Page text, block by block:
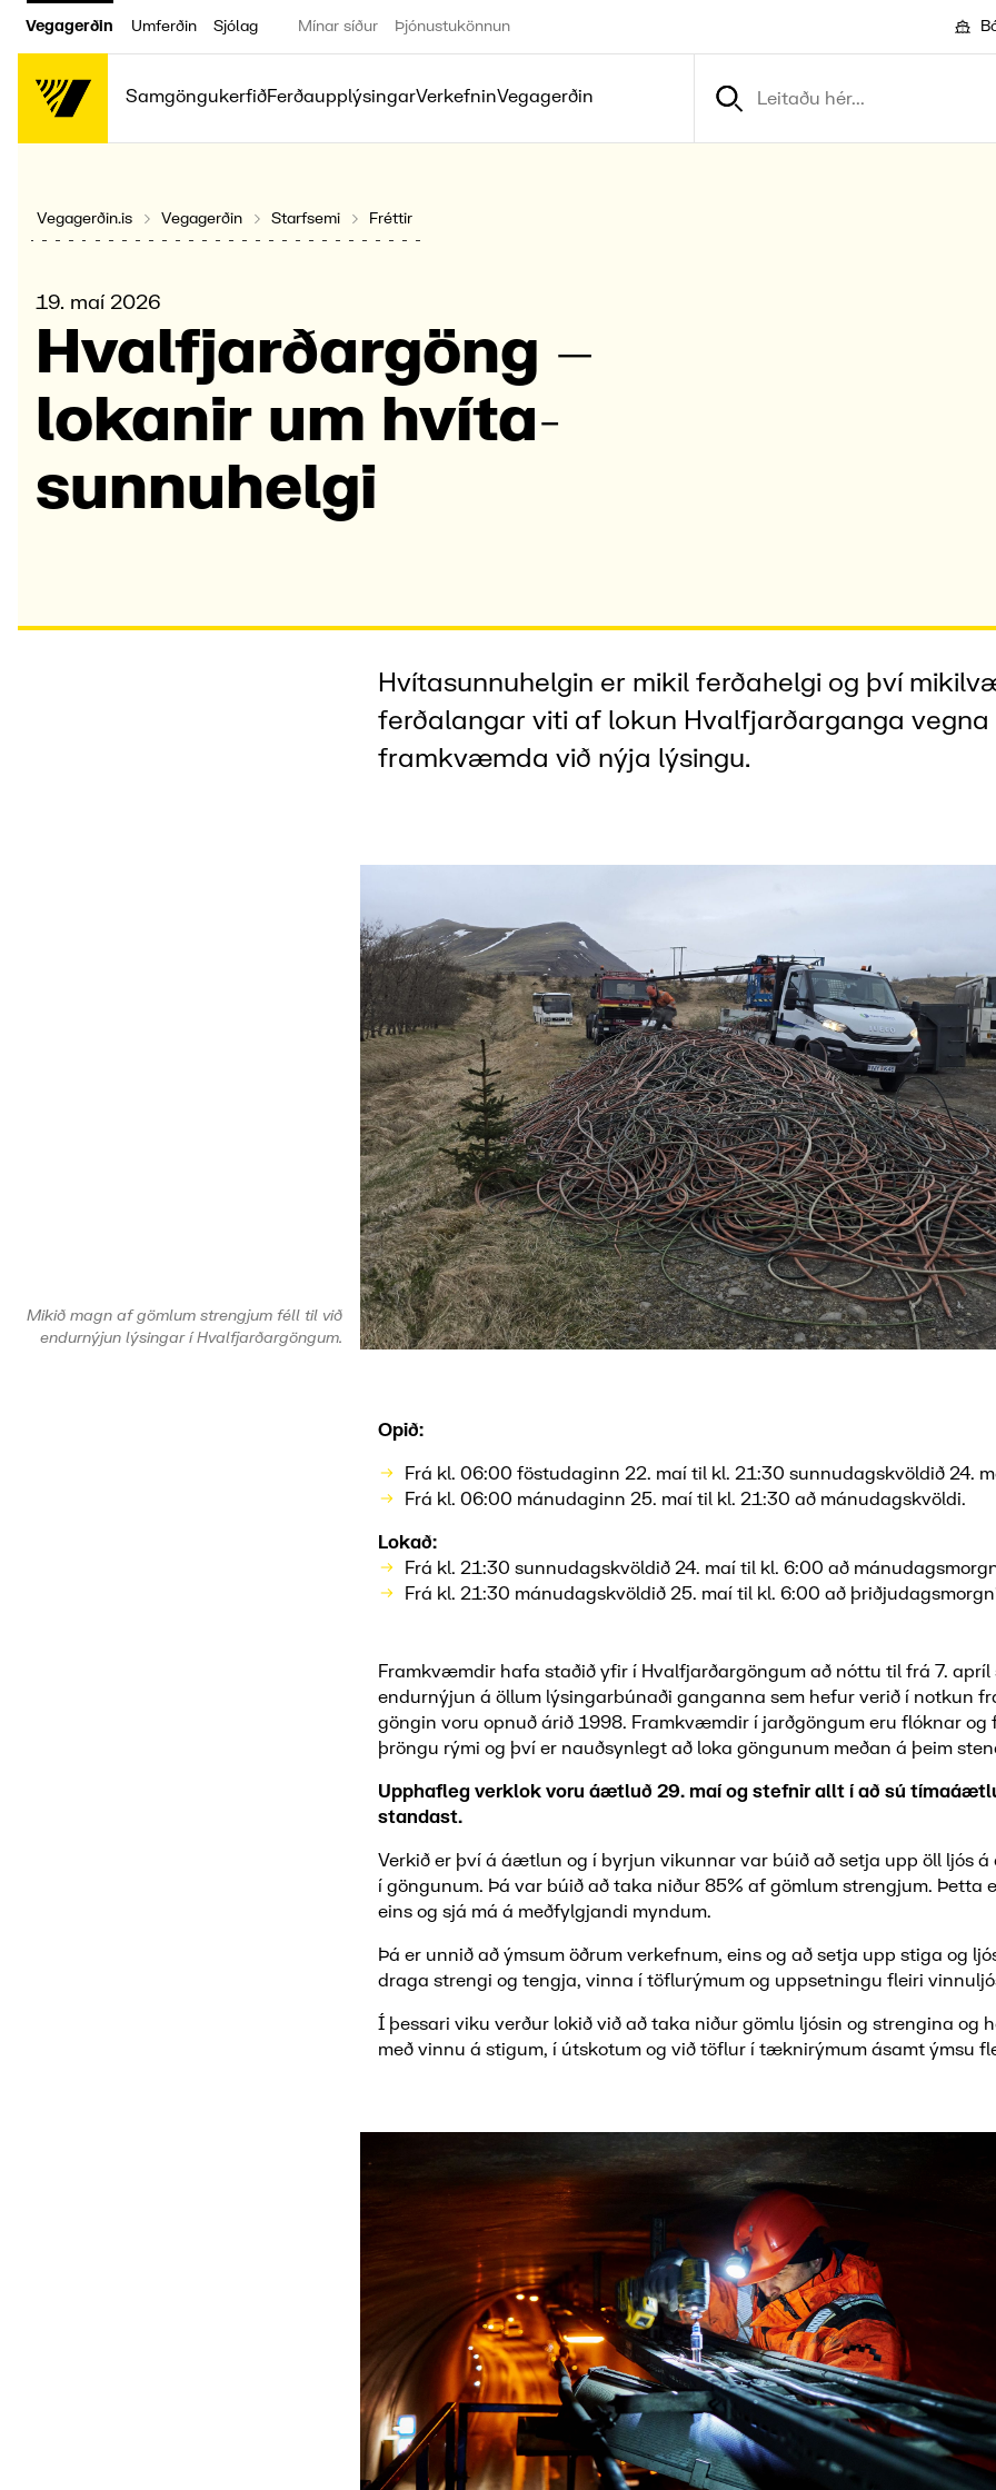
Vegagerðin Umferðin Sjólag Mínar síður Þjónustukönnun
SamgöngukerfiðFerðaupplýsingarVerkefninVegagerðin
Vegagerðin.is Vegagerðin Starfsemi Fréttir
19. maí 2026
Hval­fjarðar­göng –
lokan­ir um hvíta­
sunnu­helgi
Hvítasunnuhelgin er mikil ferðahelgi og því
ferðalangar viti af lokun Hvalfjarðarganga vegna
framkvæmda við nýja lýsingu.
Mikið magn af gömlum strengjum féll til við
endurnýjun lýsingar í Hvalfjarðargöngum.
Opið:
Frá kl. 06:00 föstudaginn 22. maí til kl. 21:30 sunnudagskvöldið 24.
Frá kl. 06:00 mánudaginn 25. maí til kl. 21:30 að mánudagskvöldi.
Lokað:
Frá kl. 21:30 sunnudagskvöldið 24. maí til kl. 6:00 að
Frá kl. 21:30 mánudagskvöldið 25. maí til kl. 6:00 að
Framkvæmdir hafa staðið yfir í Hvalfjarðargöngum að nóttu til frá 7. apríl
endurnýjun á öllum lýsingarbúnaði ganganna sem hefur verið í notkun
göngin voru opnuð árið 1998. Framkvæmdir í jarðgöngum eru flóknar og
þröngu rými og því er nauðsynlegt að loka göngunum meðan á þeim
Upphafleg verklok voru áætluð 29. maí og stefnir allt í að sú
standast.
Verkið er því á áætlun og í byrjun vikunnar var búið að setja upp öll ljós á
í göngunum. Þá var búið að taka niður 85% af gömlum strengjum. Þetta
eins og sjá má á meðfylgjandi myndum.
Þá er unnið að ýmsum öðrum verkefnum, eins og að setja upp stiga og
draga strengi og tengja, vinna í töflurýmum og uppsetningu fleiri
Í þessari viku verður lokið við að taka niður gömlu ljósin og strengina og
með vinnu á stigum, í útskotum og við töflur í tæknirýmum ásamt ýmsu